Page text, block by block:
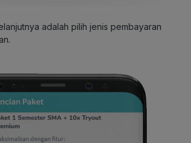
adalah pilih jenis pembayaran